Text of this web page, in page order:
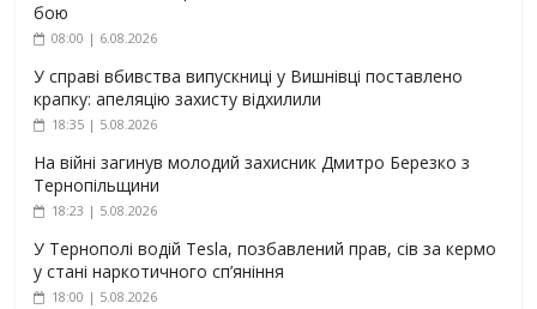
бою
08:00 | 6.08.2026
У справі вбивства випускниці у Вишнівці поставлено
крапку: апеляцію захисту відхилили
18:35 | 5.08.2026
На війні загинув молодий захисник Дмитро Березко з
Тернопільщини
18:23 | 5.08.2026
У Тернополі водій Tesla, позбавлений прав, сів за кермо
у стані наркотичного сп’яніння
18:00 | 5.08.2026